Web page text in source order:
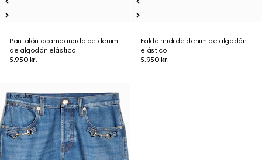
Pantalón acampanado de denim
de algodón elástico
5.950 kr.
Falda midi de denim de algodón
elástico
5.950 kr.
Novedad